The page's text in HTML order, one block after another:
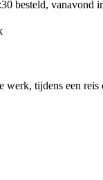
besteld, vanavond
tijdens een